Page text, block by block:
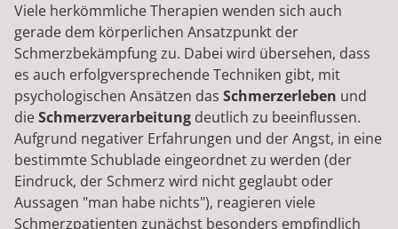
Viele herkömmliche Therapien wenden sich auch
gerade dem körperlichen Ansatzpunkt der
Schmerzbekämpfung zu. Dabei wird übersehen, dass
es auch erfolgversprechende Techniken gibt, mit
psychologischen Ansätzen das Schmerzerleben und
dieSchmerzverarbeitung deutlich zu beeinflussen.
Aufgrund negativer Erfahrungen und der Angst, in eine
bestimmte Schublade eingeordnet zu werden (der
Eindruck, der Schmerz wird nicht geglaubt oder
Aussagen "man habe nichts"), reagieren viele
Schmerzpatienten zunächst besonders empfindlich